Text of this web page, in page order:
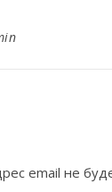
email не